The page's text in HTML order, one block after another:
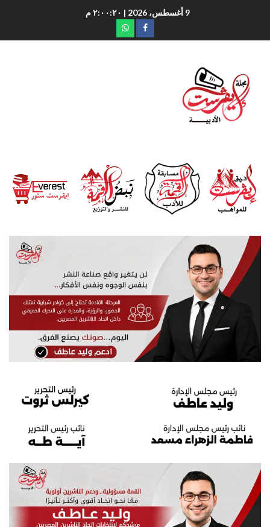
9 أغسطس، 2026 | ٢:٠٠:٢٢ م